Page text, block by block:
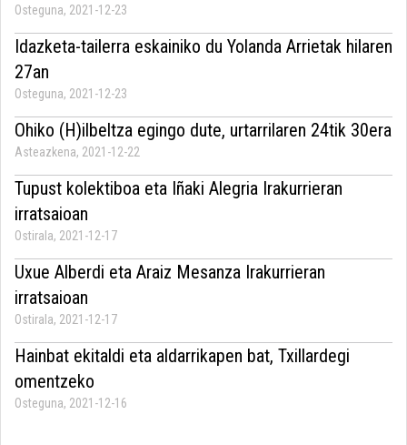
Osteguna, 2021-12-23
Idazketa-tailerra eskainiko du Yolanda Arrietak hilaren
27an
Osteguna, 2021-12-23
Ohiko (H)ilbeltza egingo dute, urtarrilaren 24tik 30era
Asteazkena, 2021-12-22
Tupust kolektiboa eta Iñaki Alegria Irakurrieran
irratsaioan
Ostirala, 2021-12-17
Uxue Alberdi eta Araiz Mesanza Irakurrieran
irratsaioan
Ostirala, 2021-12-17
Hainbat ekitaldi eta aldarrikapen bat, Txillardegi
omentzeko
Osteguna, 2021-12-16